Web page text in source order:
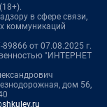
в сфере связи,
коммуникаций
от 07.08.2025 г.
"ИНТЕРНЕТ
дом 56,